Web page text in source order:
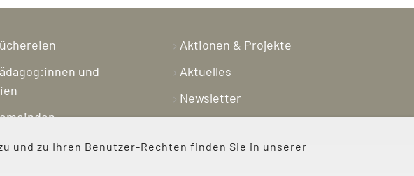
und zu Ihren Benutzer-Rechten finden Sie in unserer
und
Aktionen & Projekte
Aktuelles
Newsletter
Kontakt